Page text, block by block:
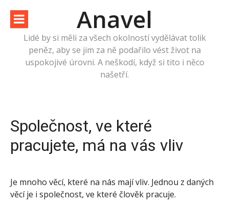
obsah
Anavel
Lidé by si měli za všech okolností vydělávat tolik
peněz, aby se jim za ně podařilo vést život na
uspokojivé úrovni. A neškodí, když si tito i něco
našetří.
Společnost, ve které
pracujete, má na vás vliv
Je mnoho věcí, které na nás mají vliv. Jednou z daných
věcí je i společnost, ve které člověk pracuje.